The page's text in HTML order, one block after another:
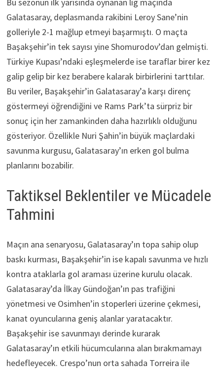
Bu sezonun ilk yarısında oynanan lig maçında
Galatasaray, deplasmanda rakibini Leroy Sane’nin
golleriyle 2-1 mağlup etmeyi başarmıştı. O maçta
Başakşehir’in tek sayısı yine Shomurodov’dan gelmişti.
Türkiye Kupası’ndaki eşleşmelerde ise taraflar birer kez
galip gelip bir kez berabere kalarak birbirlerini tarttılar.
Bu veriler, Başakşehir’in Galatasaray’a karşı direnç
göstermeyi öğrendiğini ve Rams Park’ta sürpriz bir
sonuç için her zamankinden daha hazırlıklı olduğunu
gösteriyor. Özellikle Nuri Şahin’in büyük maçlardaki
savunma kurgusu, Galatasaray’ın erken gol bulma
planlarını bozabilir.
Taktiksel Beklentiler ve Mücadele
Tahmini
Maçın ana senaryosu, Galatasaray’ın topa sahip olup
baskı kurması, Başakşehir’in ise kapalı savunma ve hızlı
kontra ataklarla gol araması üzerine kurulu olacak.
Galatasaray’da İlkay Gündoğan’ın pas trafiğini
yönetmesi ve Osimhen’in stoperleri üzerine çekmesi,
kanat oyuncularına geniş alanlar yaratacaktır.
Başakşehir ise savunmayı derinde kurarak
Galatasaray’ın etkili hücumcularına alan bırakmamayı
hedefleyecek. Crespo’nun orta sahada Torreira ile